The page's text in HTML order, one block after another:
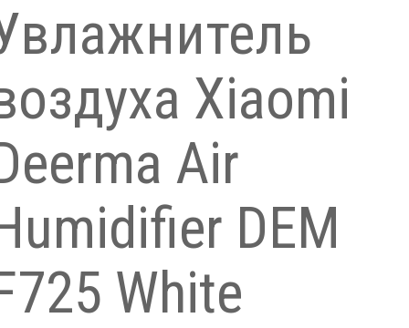
Xiaomi
Air
DEM
White